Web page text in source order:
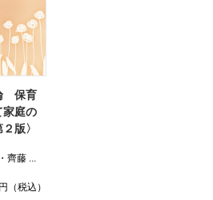
保育
家庭の
版〉
齊藤 ...
円（税込）